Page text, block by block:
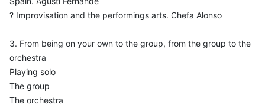
? Improvisation and the performings arts. Chefa Alonso
3. From being on your own to the group, from the group to the
orchestra
Playing solo
The group
The orchestra